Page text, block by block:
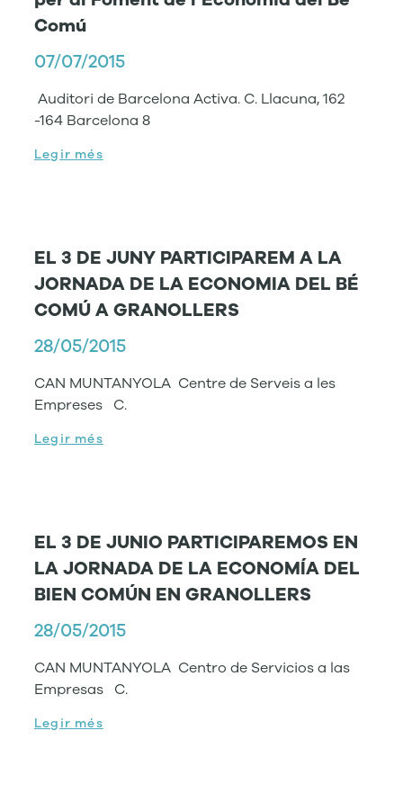
Comú
07/07/2015
Auditori de Barcelona Activa. C. Llacuna, 162
-164 Barcelona 8
Legir més
EL 3 DE JUNY PARTICIPAREM A LA
JORNADA DE LA ECONOMIA DEL BÉ
COMÚ A GRANOLLERS
28/05/2015
CAN MUNTANYOLA Centre de Serveis a les
Empreses C.
Legir més
EL 3 DE JUNIO PARTICIPAREMOS EN
LA JORNADA DE LA ECONOMÍA DEL
BIEN COMÚN EN GRANOLLERS
28/05/2015
CAN MUNTANYOLA Centro de Servicios a las
Empresas C.
Legir més